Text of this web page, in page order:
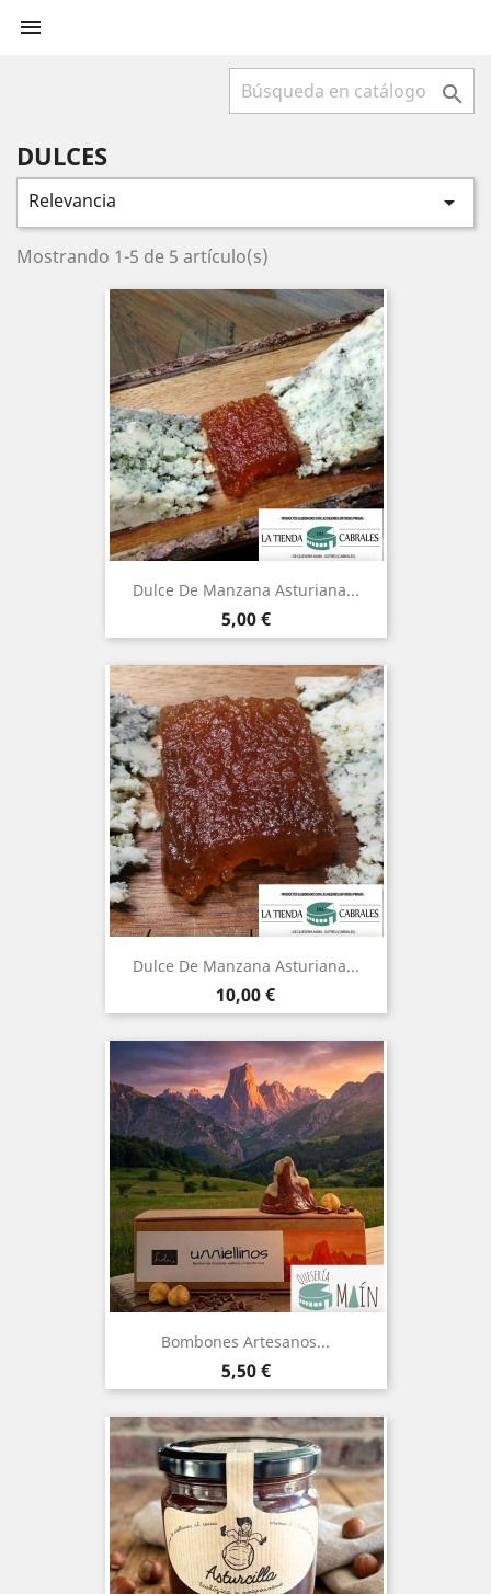


DULCES
Relevancia 
Mostrando 1-5 de 5 artículo(s)
Dulce De Manzana Asturiana...
Precio
5,00 €
Dulce De Manzana Asturiana...
Precio
10,00 €
Bombones Artesanos...
Precio
5,50 €